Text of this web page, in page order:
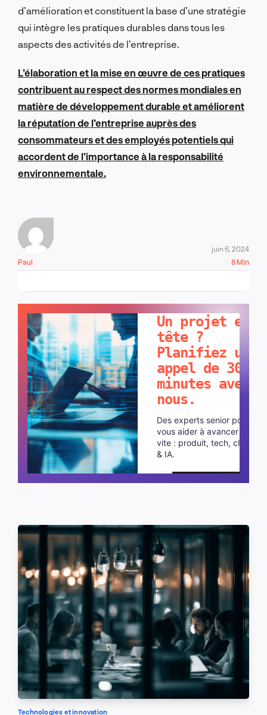
d’amélioration et constituent la base d’une stratégie
qui intègre les pratiques durables dans tous les
aspects des activités de l’entreprise.
L’élaboration et la mise en œuvre de ces pratiques
contribuent au respect des normes mondiales en
matière de développement durable et améliorent
la réputation de l’entreprise auprès des
consommateurs et des employés potentiels qui
accordent de l’importance à la responsabilité
environnementale.
Paul
juin 6, 2024
8 Min
Un projet en
tête ?
Planifiez un
appel de 30
minutes avec
nous.
Des experts senior pour
vous aider à avancer plus
vite : produit, tech, cloud
& IA.
Planifier un appel
Technologies et innovation